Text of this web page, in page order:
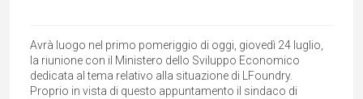
Avrà luogo nel primo pomeriggio di oggi, giovedì 24 luglio,
la riunione con il Ministero dello Sviluppo Economico
dedicata al tema relativo alla situazione di LFoundry.
Proprio in vista di questo appuntamento il sindaco di